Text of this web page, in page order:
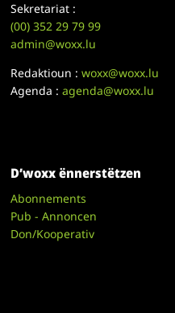
Sekretariat :
(00)352 29 79 99
admin@woxx.lu
Redaktioun :woxx@woxx.lu
Agenda :agenda@woxx.lu
D’woxx ënnerstëtzen
Abonnements
Pub - Annoncen
Don/Kooperativ